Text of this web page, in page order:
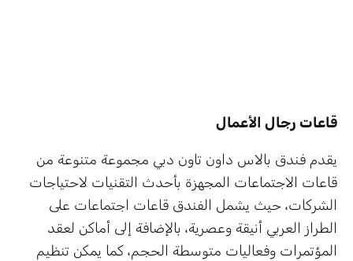
قاعات رجال الأعمال
يقدم فندق بالاس داون تاون دبي مجموعة متنوعة من
قاعات الاجتماعات المجهزة بأحدث التقنيات لاحتياجات
الشركات، حيث يشمل الفندق قاعات اجتماعات على
الطراز العربي أنيقة وعصرية، بالإضافة إلى أماكن لعقد
المؤتمرات وفعاليات متوسطة الحجم، كما يمكن تنظيم